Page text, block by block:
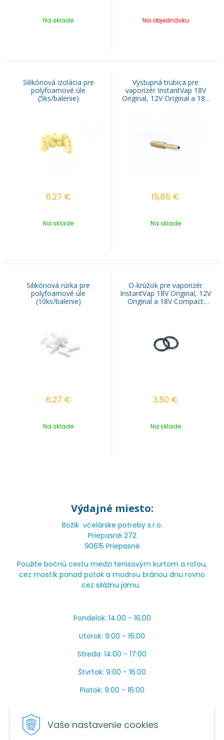
Vaše nastavenie cookies
Na sklade Na objednávku
Silikónová izolácia pre
polyfoamové úle
(5ks/balenie)
6,27 €
Na sklade
Výstupná trubica pre
vaporizér InstantVap 18V
Original, 12V Original a 18V
15,85 €
Na sklade
Silikónová rúrka pre
polyfoamové úle
(10ks/balenie)
6,27 €
Na sklade
O-krúžok pre vaporizér
InstantVap 18V Original, 12V
Original a 18V Compact
3,50 €
Na sklade
Výdajné miesto:
Božík včelárske potreby s.r.o.
Priepasné 272
90615 Priepasné
Použite bočnú cestu medzi tenisovým kurtom a roľou,
cez mostík ponad potok a modrou bránou dnu rovno
cez silážnu jamu.
Pondelok: 14:00 - 16:00
Utorok: 9:00 - 16:00
Streda: 14:00 - 17:00
Štvrtok: 9:00 - 16:00
Piatok: 9:00 - 16:00
Máme toho veľa v sezóne, ak sa nedovoláte, píšte